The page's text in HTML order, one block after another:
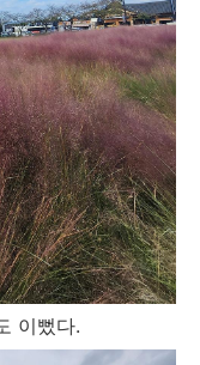
이뻤다.